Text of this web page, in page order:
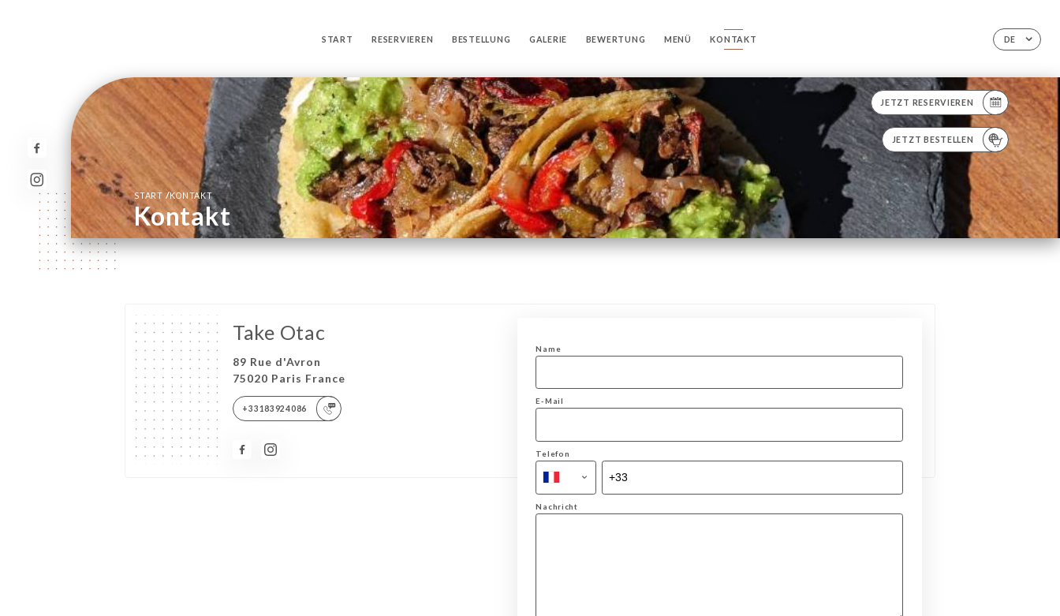
DE
START RESERVIEREN BESTELLUNG GALERIE BEWERTUNG MENÜ KONTAKT
JETZT RESERVIEREN
JETZT BESTELLEN
START /KONTAKT
Kontakt
Take Otac
89 Rue d'Avron
75020 Paris France
+33183924086
Name
E-Mail
Telefon
Nachricht